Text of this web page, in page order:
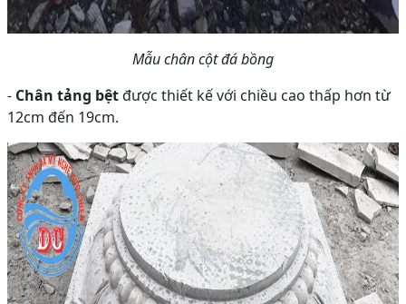
Mẫu chân cột đá bồng
- Chân tảng bệtđược thiết kế với chiều cao thấp hơn từ
12cm đến 19cm.